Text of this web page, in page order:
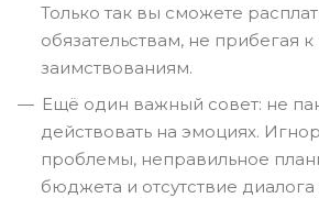
Только так вы сможете
обязательствам, не прибегая
заимствованиям.
Ещё один важный совет: не
действовать на эмоциях.
проблемы, неправильное
бюджета и отсутствие